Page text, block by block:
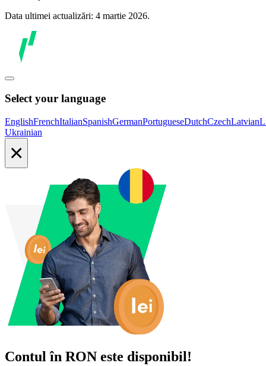
Data ultimei actualizări: 4 martie 2026.
Select your language
EnglishFrenchItalianSpanishGermanPortugueseDutchCzechLatvian
Ukrainian
×
Contul în RON este disponibil!